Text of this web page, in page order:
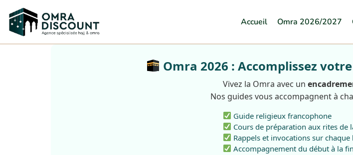
Accueil Omra 2026/2027
Omra 2026 : Accomplissez
Vivez la Omra avec un
Nos guides vous accompagnent à
Guide religieux francophone
Cours de préparation aux rites de
Rappels et invocations sur chaque
Accompagnement du début à la fin